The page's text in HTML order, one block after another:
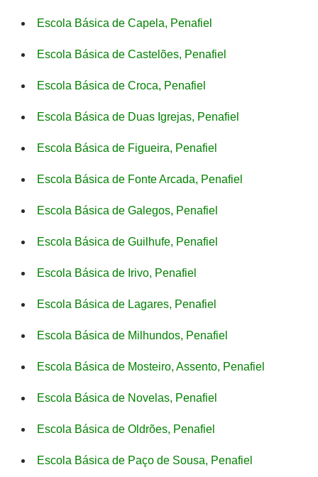
Escola Básica de Capela, Penafiel
Escola Básica de Castelões, Penafiel
Escola Básica de Croca, Penafiel
Escola Básica de Duas Igrejas, Penafiel
Escola Básica de Figueira, Penafiel
Escola Básica de Fonte Arcada, Penafiel
Escola Básica de Galegos, Penafiel
Escola Básica de Guilhufe, Penafiel
Escola Básica de Irivo, Penafiel
Escola Básica de Lagares, Penafiel
Escola Básica de Milhundos, Penafiel
Escola Básica de Mosteiro, Assento, Penafiel
Escola Básica de Novelas, Penafiel
Escola Básica de Oldrões, Penafiel
Escola Básica de Paço de Sousa, Penafiel